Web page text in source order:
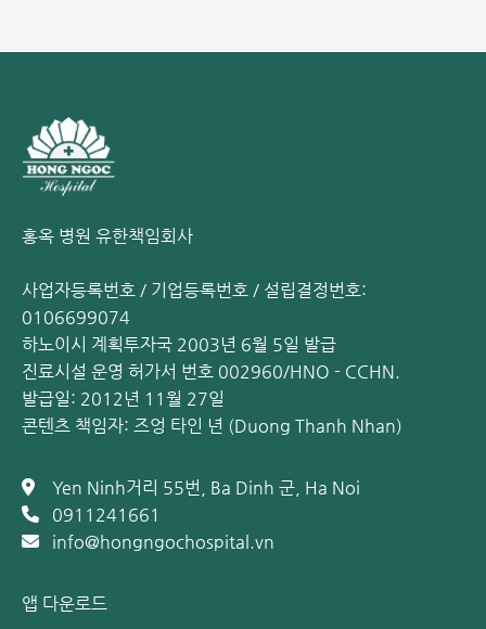
홍옥 병원 유한책임회사
사업자등록번호 / 기업등록번호 / 설립결정번호:
0106699074
하노이시 계획투자국 2003년 6월 5일 발급
진료시설 운영 허가서 번호 002960/HNO - CCHN.
발급일: 2012년 11월 27일
콘텐츠 책임자: 즈엉 타인 년 (Duong Thanh Nhan)
Yen Ninh거리 55번, Ba Dinh 군, Ha Noi
0911241661
info@hongngochospital.vn
앱 다운로드